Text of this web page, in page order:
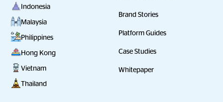
Indonesia
Malaysia
Philippines
Hong Kong
Vietnam
Thailand
Brand Stories
Platform Guides
Case Studies
Whitepaper